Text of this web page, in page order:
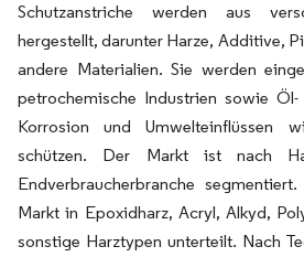
Schutzanstriche werden aus
hergestellt, darunter Harze, Additive,
andere Materialien. Sie werden
petrochemische Industrien sowie
Korrosion und Umwelteinflüssen
schützen. Der Markt ist nach
Endverbraucherbranche
Markt in Epoxidharz, Acryl, Alkyd,
sonstige Harztypen unterteilt. Nach